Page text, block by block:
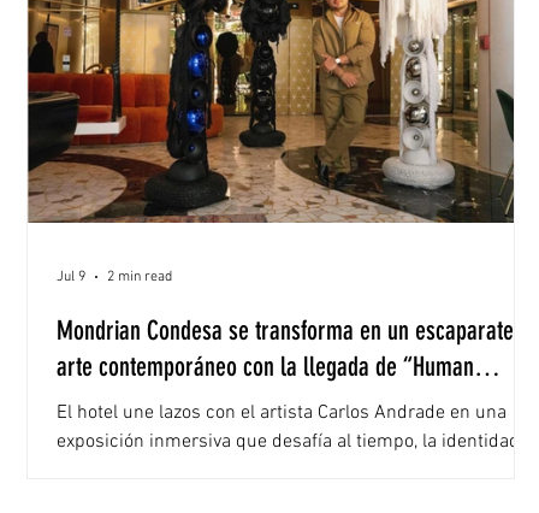
Mondrian Condesa se transforma en un escaparate
arte contemporáneo con la llegada de “Human
Echoes”
El hotel une lazos con el artista Carlos Andrade en una
exposición inmersiva que desafía al tiempo, la identidad y
Jul 9 2 min read